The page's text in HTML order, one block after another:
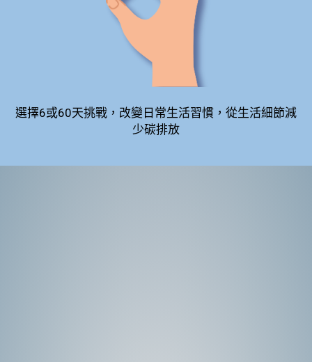
選擇6或60天挑戰，改變日常生活習慣，從生活細節減
少碳排放